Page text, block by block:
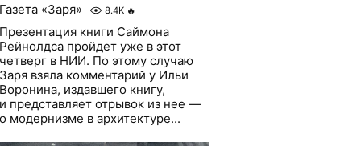
«Заря» 8.4K 🔥
книги Саймона
пройдет уже в этот
в НИИ. По этому случаю
взяла комментарий у Ильи
издавшего книгу,
представляет отрывок из нее —
модернизме в архитектуре...